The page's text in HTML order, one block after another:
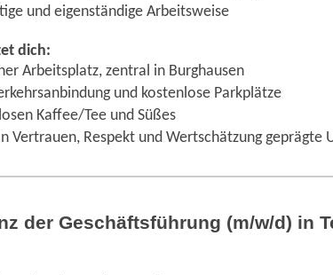
und eigenständige Arbeitsweise
dich:
Arbeitsplatz, zentral in Burghausen
und kostenlose Parkplätze
Kaffee/Tee und Süßes
Vertrauen, Respekt und Wertschätzung
der Geschäftsführung (m/w/d) in